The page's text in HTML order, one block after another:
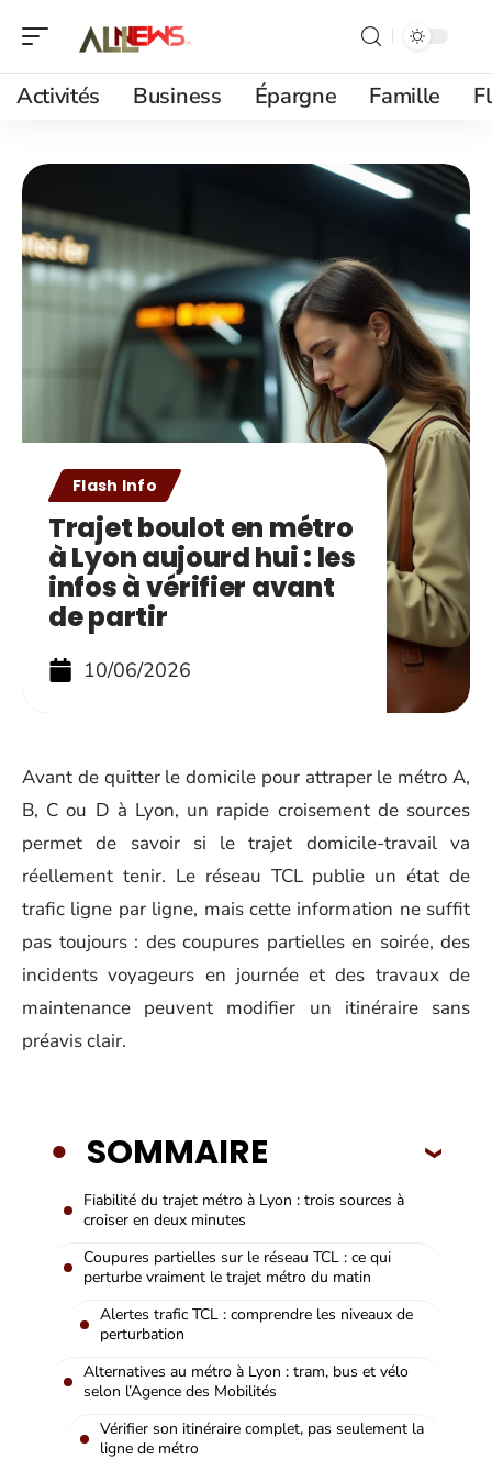
Activités Business Épargne Famille
Flash Info
Trajet boulot en métro
à Lyon aujourd hui : les
infos à vérifier avant
de partir
10/06/2026
Avant de quitter le domicile pour attraper le métro A,
B, C ou D à Lyon, un rapide croisement de sources
permet de savoir si le trajet domicile-travail va
réellement tenir. Le réseau TCL publie un état de
trafic ligne par ligne, mais cette information ne suffit
pas toujours : des coupures partielles en soirée, des
incidents voyageurs en journée et des travaux de
maintenance peuvent modifier un itinéraire sans
préavis clair.
SOMMAIRE
Fiabilité du trajet métro à Lyon : trois sources à
croiser en deux minutes
Coupures partielles sur le réseau TCL : ce qui
perturbe vraiment le trajet métro du matin
Alertes trafic TCL : comprendre les niveaux de
perturbation
Alternatives au métro à Lyon : tram, bus et vélo
selon l’Agence des Mobilités
Vérifier son itinéraire complet, pas seulement la
ligne de métro